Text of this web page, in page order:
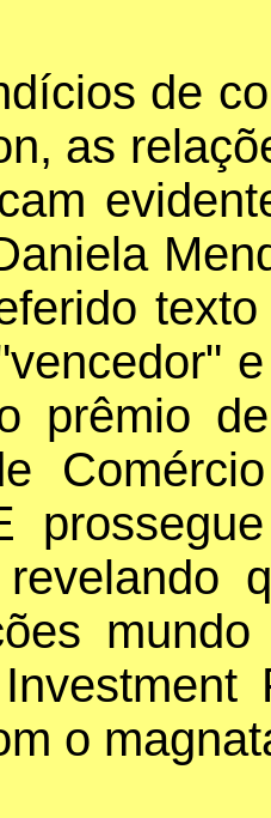
de
as
prêmio
revelando
o